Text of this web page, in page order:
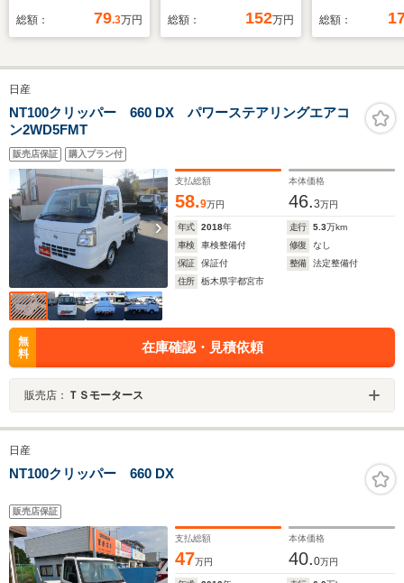
ンダセンシング レー
ト スマートキー プ
ッシュスタート 純正
ナビ バックモニター
総額： 79.3万円 総額： 152万円 総額：
日産
NT100クリッパー 660 DX パワーステアリングエアコ
ン2WD5FMT
販売店保証 購入プラン付
支払総額
58.9万円
本体価格
46.3万円
年式 2018年 走行 5.3万km
車検
車検整備付 修復
なし
保証
保証付 整備
法定整備付
住所
栃木県宇都宮市
無
料
在庫確認・見積依頼
販売店： ＴＳモータース
日産
NT100クリッパー 660 DX
販売店保証
支払総額
47万円
本体価格
40.0万円